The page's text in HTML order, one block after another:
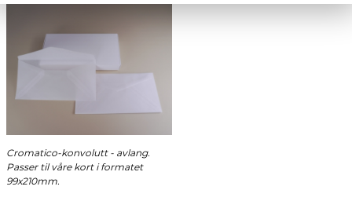
Cromatico-konvolutt - avlang.
Passer til våre kort i formatet
99x210mm.